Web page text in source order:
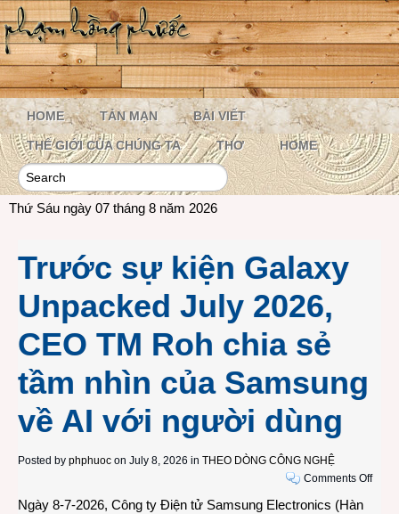
HOME TẢN MẠN BÀI VIẾT
THẾ GIỚI CỦA CHÚNG TA THƠ HOME
Thứ Sáu ngày 07 tháng 8 năm 2026
Trước sự kiện Galaxy
Unpacked July 2026,
CEO TM Roh chia sẻ
tầm nhìn của Samsung
về AI với người dùng
Posted by phphuoc on July 8, 2026 in THEO DÒNG CÔNG NGHỆ
Comments Offon
Ngày 8-7-2026, Công ty Điện tử Samsung Electronics (Hàn